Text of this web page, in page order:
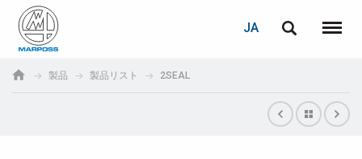
S.p.A.
JA
メニ
製品 製品リスト 2SEAL
Deutsch
ログイン